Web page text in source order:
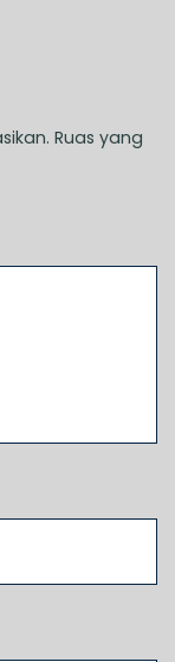
Ruas yang